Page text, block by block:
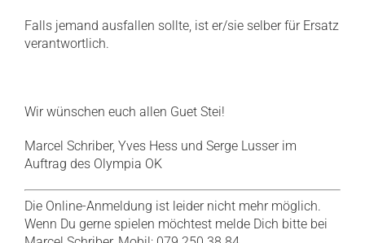
Falls jemand ausfallen sollte, ist er/sie selber für Ersatz
verantwortlich.
Wir wünschen euch allen Guet Stei!
Marcel Schriber, Yves Hess und Serge Lusser im
Auftrag des Olympia OK
Die Online-Anmeldung ist leider nicht mehr möglich.
Wenn Du gerne spielen möchtest melde Dich bitte bei